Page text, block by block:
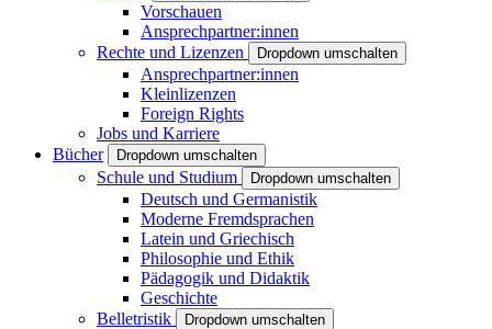
Vorschauen
Ansprechpartner:innen
Rechte und Lizenzen
Dropdown umschalten
Ansprechpartner:innen
Kleinlizenzen
Foreign Rights
Jobs und Karriere
Bücher
Dropdown umschalten
Schule und Studium Dropdown umschalten
Deutsch und Germanistik
Moderne Fremdsprachen
Latein und Griechisch
Philosophie und Ethik
Pädagogik und Didaktik
Geschichte
Belletristik
Dropdown umschalten